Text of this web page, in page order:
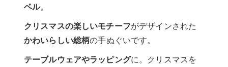
ベル。
クリスマスの楽しいモチーフがデザインされた
かわいらしい総柄の手ぬぐいです。
テーブルウェアやラッピングに。クリスマスを